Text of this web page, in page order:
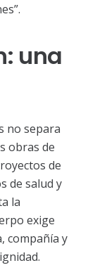
una
no separa
obras de
de
de salud y
la
exige
compañía y